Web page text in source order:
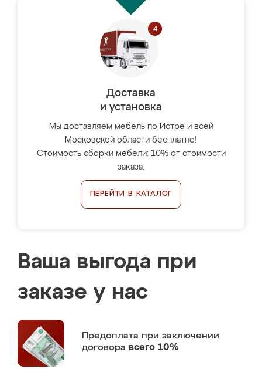
Доставка
и установка
Мы доставляем мебель по Истре и всей
Московской области бесплатно!
Стоимость сборки мебели: 10% от стоимости
заказа.
ПЕРЕЙТИ В КАТАЛОГ
Ваша выгода при
заказе у нас
Предоплата при заключении
договора всего 10%